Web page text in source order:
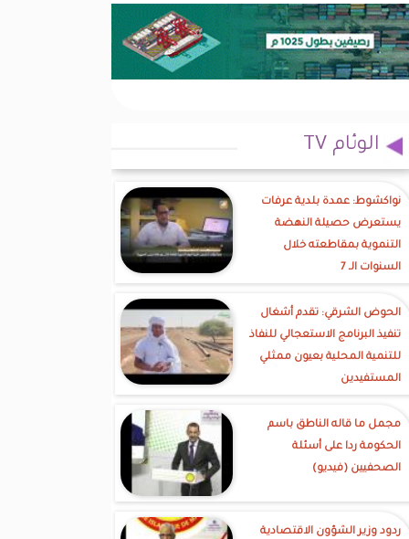
الوئام TV
نواكشوط: عمدة بلدية عرفات
يستعرض حصيلة النهضة
التنموية بمقاطعته خلال
السنوات الـ 7
الحوض الشرقي: تقدم أشغال
تنفيذ البرنامج الاستعجالي للنفاذ
للتنمية المحلية بعيون ممثلي
المستفيدين
مجمل ما قاله الناطق باسم
الحكومة ردا على أسئلة
الصحفيين (فيديو)
ردود وزير الشؤون الاقتصادية